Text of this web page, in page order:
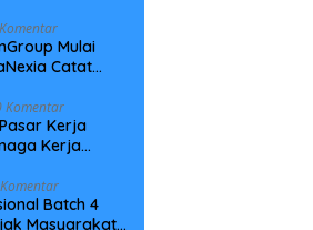
Mulai
Catat
Komentar
Kerja
Kerja
Batch 4
Masyarakat